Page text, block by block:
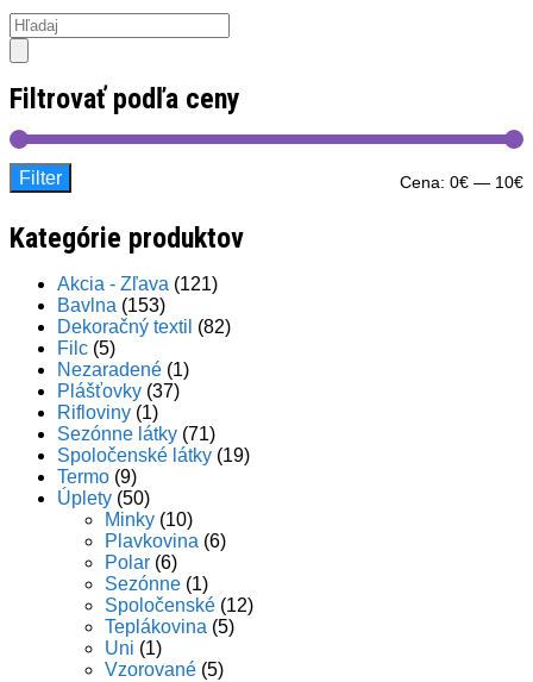
Products
search
Filtrovať podľa ceny
Filter Cena: 0€ — 10€
Kategórie produktov
Akcia - Zľava (121)
Bavlna (153)
Dekoračný textil (82)
Filc (5)
Nezaradené (1)
Plášťovky (37)
Rifloviny (1)
Sezónne látky (71)
Spoločenské látky (19)
Termo (9)
Úplety (50)
Minky (10)
Plavkovina (6)
Polar (6)
Sezónne (1)
Spoločenské (12)
Teplákovina (5)
Uni (1)
Vzorované (5)